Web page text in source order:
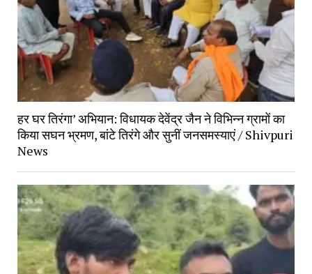
हर घर तिरंगा’ अभियान: विधायक देवेंद्र जैन ने विभिन्न ग्रामों का
किया सघन भ्रमण, बांटे तिरंगे और सुनीं जनसमस्याएं / Shivpuri
News